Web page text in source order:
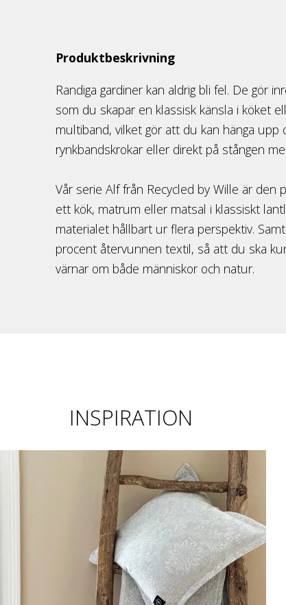
Produktbeskrivning
Randiga gardiner kan aldrig bli fel. De gör
som du skapar en klassisk känsla i köket
multiband, vilket gör att du kan hänga
rynkbandskrokar eller direkt på stången
Vår serie Alf från Recycled by Wille är den
ett kök, matrum eller matsal i klassiskt
materialet hållbart ur flera perspektiv.
procent återvunnen textil, så att du ska
värnar om både människor och natur.
INSPIRATION